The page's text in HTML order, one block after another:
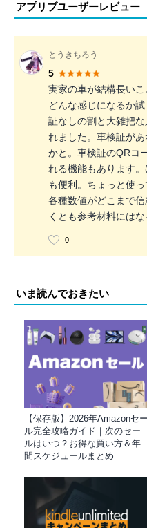
アプリブユーザーレビュー
とうきちろう
5
実家の車が結構長い
どんな感じになるか
証なしの割と大雑把
れました。車検証が
かと。車検証のQRコ
れる機能もあります
も便利。ちょっと使
各種数値がどこまで
くとも参考材料にはな
0
いま読んでおきたい
【保存版】2026年Amazonセー
ル完全攻略ガイド｜次のセー
ルはいつ？お得な買い方＆年
間スケジュールまとめ